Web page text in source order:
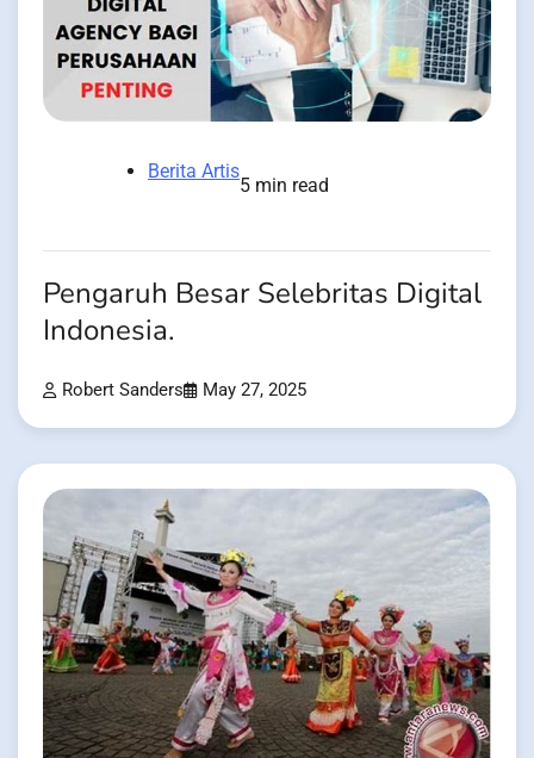
Berita Artis
5 min read
Pengaruh Besar Selebritas Digital
Indonesia.
Robert Sanders May 27, 2025